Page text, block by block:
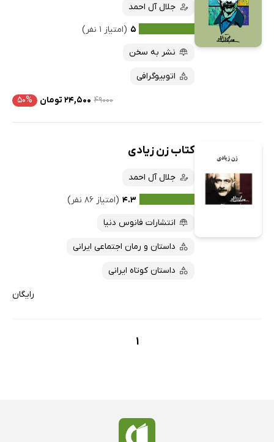
جلال آل احمد
۵ (امتیاز ۱ نفر)
نشر به سخن
اتوبیوگرافی
۴۹۰۰۰ ۲۴,۵۰۰ تومان ۵۰%
کتاب زن زیادی
جلال آل احمد
۴.۳ (امتیاز ۸۶ نفر)
انتشارات فانوس دنیا
داستان و رمان اجتماعی ایرانی
داستان کوتاه ایرانی
رایگان
1